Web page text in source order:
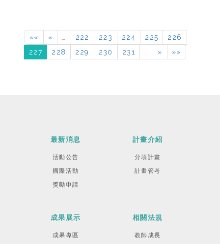
«« « 222 223 224 225
226
227
228 229 230 231 » »»
最新消息
活動公告
國際活動
獎勵申請
計畫介紹
分項計畫
計畫管考
成果展示
成果專區
相關法規
教師成長